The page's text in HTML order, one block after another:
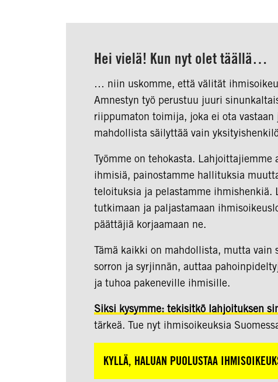
Hei vielä! Kun nyt olet täällä…
… niin uskomme, että välität
Amnestyn työ perustuu juuri
riippumaton toimija, joka ei ota
mahdollista säilyttää vain
Työmme on tehokasta. Lahjoittajiemme
ihmisiä, painostamme hallituksia
teloituksia ja pelastamme
tutkimaan ja paljastamaan
päättäjiä korjaamaan ne.
Tämä kaikki on mahdollista, mutta vain
sorron ja syrjinnän, auttaa
ja tuhoa pakeneville ihmisille.
Siksi kysymme: tekisitkö lahjoituksen
tärkeä. Tue nyt ihmisoikeuksia
KYLLÄ, HALUAN PUOLUSTAA